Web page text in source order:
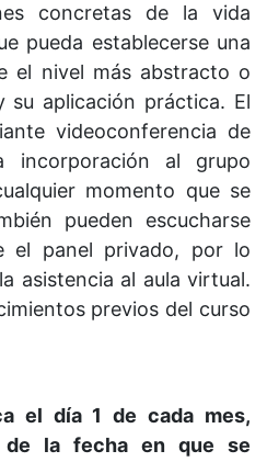
concretas de la vida
pueda establecerse una
el nivel más abstracto o
su aplicación práctica. El
videoconferencia de
incorporación al grupo
momento que se
pueden escucharse
el panel privado, por lo
asistencia al aula virtual.
previos del curso
el día 1 de cada mes,
de la fecha en que se